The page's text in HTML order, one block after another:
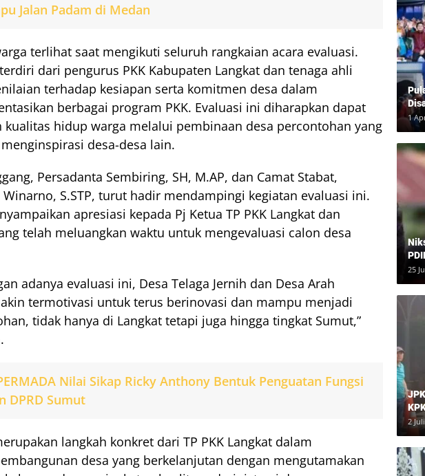
Jalan Padam di Medan
terlihat saat mengikuti seluruh rangkaian acara evaluasi.
dari pengurus PKK Kabupaten Langkat dan tenaga ahli
terhadap kesiapan serta komitmen desa dalam
berbagai program PKK. Evaluasi ini diharapkan dapat
kualitas hidup warga melalui pembinaan desa percontohan yang
desa-desa lain.
Persadanta Sembiring, SH, M.AP, dan Camat Stabat,
Winarno, S.STP, turut hadir mendampingi kegiatan evaluasi ini.
apresiasi kepada Pj Ketua TP PKK Langkat dan
telah meluangkan waktu untuk mengevaluasi calon desa
adanya evaluasi ini, Desa Telaga Jernih dan Desa Arah
termotivasi untuk terus berinovasi dan mampu menjadi
tidak hanya di Langkat tetapi juga hingga tingkat Sumut,”
Nilai Sikap Ricky Anthony Bentuk Penguatan Fungsi
DPRD Sumut
langkah konkret dari TP PKK Langkat dalam
desa yang berkelanjutan dengan mengutamakan
1
25
2